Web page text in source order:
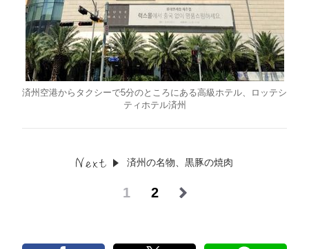
済州空港からタクシーで5分のところにある高級ホテル、ロッテシ
ティホテル済州
済州の名物、黒豚の焼肉
1 2